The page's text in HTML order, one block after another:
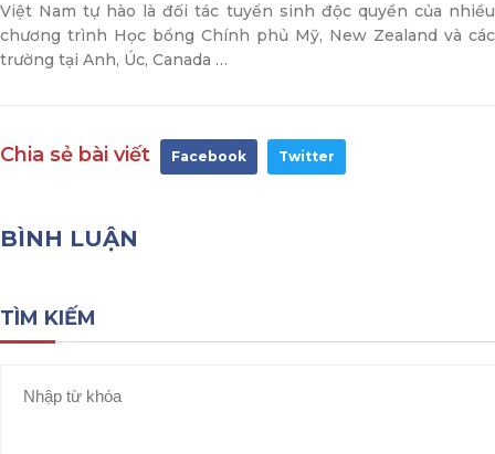
Việt Nam tự hào là đối tác tuyển sinh độc quyền của nhiều
chương trình Học bổng Chính phủ Mỹ, New Zealand và các
trường tại Anh, Úc, Canada …
Chia sẻ bài viết Facebook Twitter
BÌNH LUẬN
TÌM KIẾM